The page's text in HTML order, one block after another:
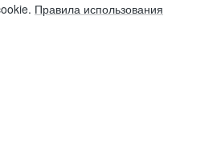
Правила использования